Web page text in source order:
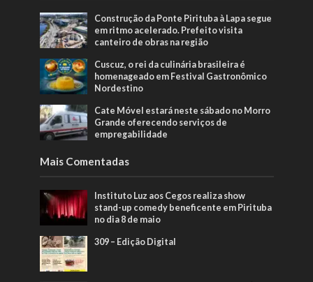
Construção da Ponte Pirituba à Lapa segue
em ritmo acelerado. Prefeito visita
canteiro de obras na região
Cuscuz, o rei da culinária brasileira é
homenageado em Festival Gastronômico
Nordestino
Cate Móvel estará neste sábado no Morro
Grande oferecendo serviços de
empregabilidade
Mais Comentadas
Instituto Luz aos Cegos realiza show
stand-up comedy beneficente em Pirituba
no dia 8 de maio
309 – Edição Digital